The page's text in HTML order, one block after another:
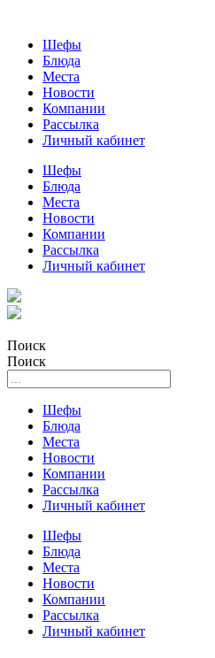
Шефы
Блюда
Места
Новости
Компании
Рассылка
Личный кабинет
Шефы
Блюда
Места
Новости
Компании
Рассылка
Личный кабинет
Поиск
Поиск
Шефы
Блюда
Места
Новости
Компании
Рассылка
Личный кабинет
Шефы
Блюда
Места
Новости
Компании
Рассылка
Личный кабинет